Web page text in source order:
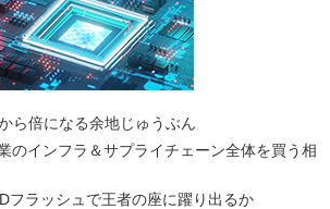
ら倍になる余地じゅうぶん
のインフラ＆サプライチェーン全体を買う相
フラッシュで王者の座に躍り出るか